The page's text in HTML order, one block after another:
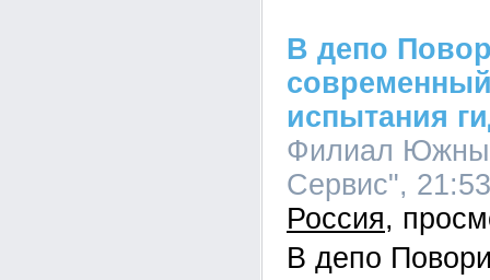
В депо
испытания
Филиал
Сервис",
Россия
В депо